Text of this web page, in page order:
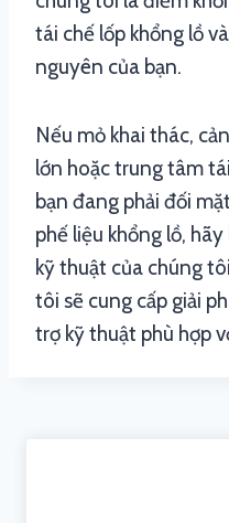
tái chế lốp khổng lồ
nguyên của bạn.
Nếu mỏ khai thác,
lớn hoặc trung tâm
bạn đang phải đối
phế liệu khổng lồ,
kỹ thuật của chúng
tôi sẽ cung cấp giải
trợ kỹ thuật phù hợp